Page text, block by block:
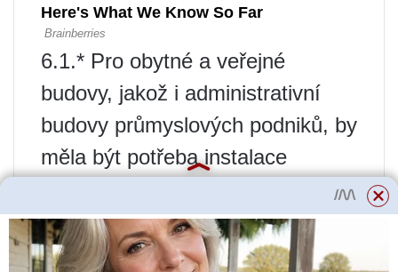
6.1.* Pro obytné a veřejné
budovy, jakož i administrativní
budovy průmyslových podniků, by
měla být potřeba instalace
požární vodou, jakož i minimální
spotřeba vody pro hašení,